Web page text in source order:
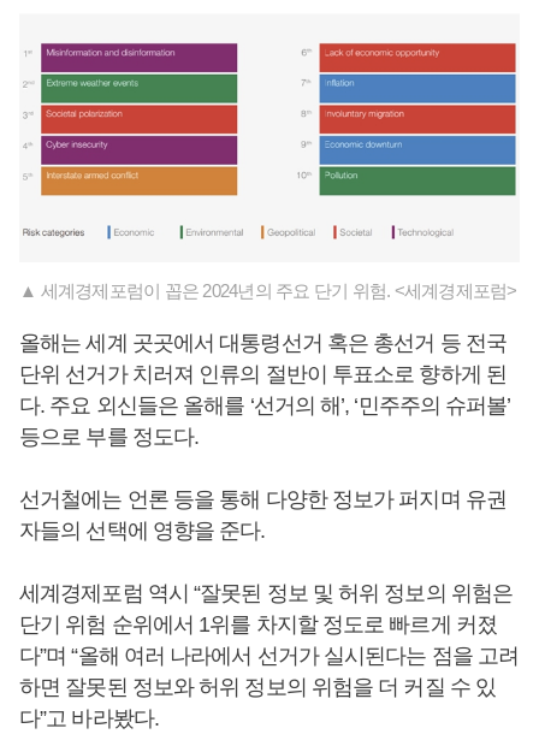
▲ 세계경제포럼이 꼽은 2024년의 주요 단기 위험. <세계경제포럼>
올해는 세계 곳곳에서 대통령선거 혹은 총선거 등 전국
단위 선거가 치러져 인류의 절반이 투표소로 향하게 된
다. 주요 외신들은 올해를 ‘선거의 해’, ‘민주주의 슈퍼볼’
등으로 부를 정도다.
선거철에는 언론 등을 통해 다양한 정보가 퍼지며 유권
자들의 선택에 영향을 준다.
세계경제포럼 역시 “잘못된 정보 및 허위 정보의 위험은
단기 위험 순위에서 1위를 차지할 정도로 빠르게 커졌
다”며 “올해 여러 나라에서 선거가 실시된다는 점을 고려
하면 잘못된 정보와 허위 정보의 위험을 더 커질 수 있
다”고 바라봤다.